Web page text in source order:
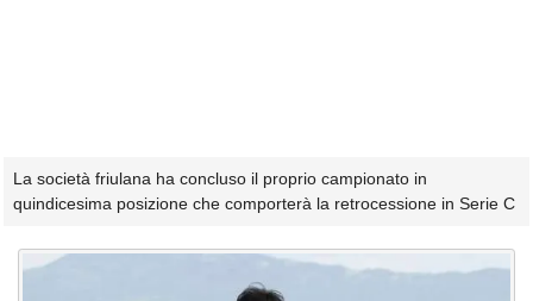
La società friulana ha concluso il proprio campionato in
quindicesima posizione che comporterà la retrocessione in Serie C